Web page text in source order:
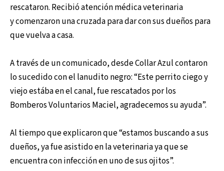
rescataron. Recibió atención médica veterinaria
y comenzaron una cruzada para dar con sus dueños para
que vuelva a casa.
A través de un comunicado, desde Collar Azul contaron
lo sucedido con el lanudito negro: “Este perrito ciego y
viejo estába en el canal, fue rescatados por los
Bomberos Voluntarios Maciel, agradecemos su ayuda”.
Al tiempo que explicaron que “estamos buscando a sus
dueños, ya fue asistido en la veterinaria ya que se
encuentra con infección en uno de sus ojitos”.